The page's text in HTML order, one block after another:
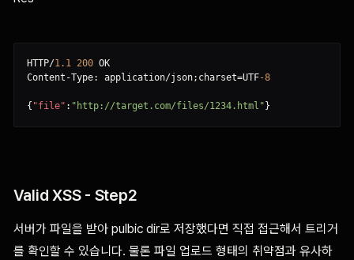
HTTP/1.1 200 OK
Content-Type: application/json;charset=UTF-8
{ "file" : "http://target.com/files/1234.html" }
Valid XSS - Step2
서버가 파일을 받아 pulbic dir로 저장했다면 직접 접근해서 트리거
를 확인할 수 있습니다. 물론 파일 업로드 형태의 취약점과 유사하